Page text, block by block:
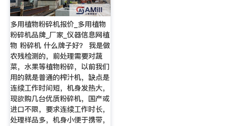
多用植物粉碎机报价_多用植物
粉碎机品牌_厂家_仪器信息网植
物 粉碎机 什么牌子好？ 我是做
农残检测的，前处理需要对蔬
菜，水果等植物粉碎，以前我们
用的就是普通的榨汁机，缺点是
连续工作时间短，机身发热大，
现欲购几台优质粉碎机，国产或
进口不限，要求连续工作时长，
处理样品多，机身小便于携带，